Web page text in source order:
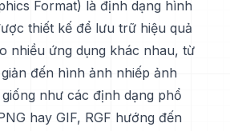
Format) là định dạng hình
thiết kế để lưu trữ hiệu quả
nhiều ứng dụng khác nhau, từ
đến hình ảnh nhiếp ảnh
như các định dạng phổ
hay GIF, RGF hướng đến